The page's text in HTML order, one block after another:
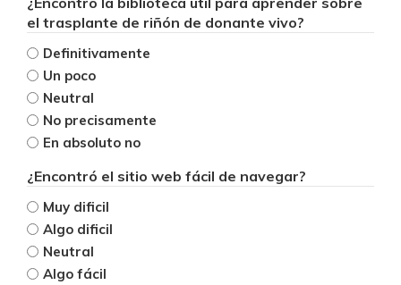
el trasplante de riñón de donante vivo?
Definitivamente
Un poco
Neutral
No precisamente
En absoluto no
¿Encontró el sitio web fácil de navegar?
Muy dificil
Algo dificil
Neutral
Algo fácil